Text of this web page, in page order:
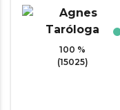
100 %
(15025)